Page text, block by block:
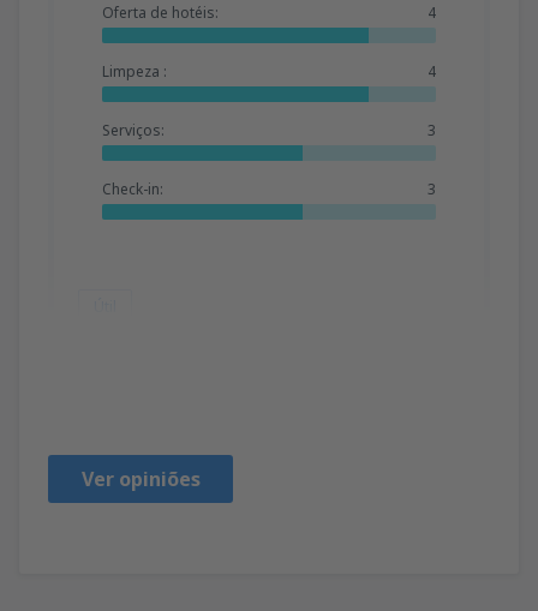
Oferta de hotéis: 4
Limpeza : 4
Serviços: 3
Check-in: 3
Ver opiniões